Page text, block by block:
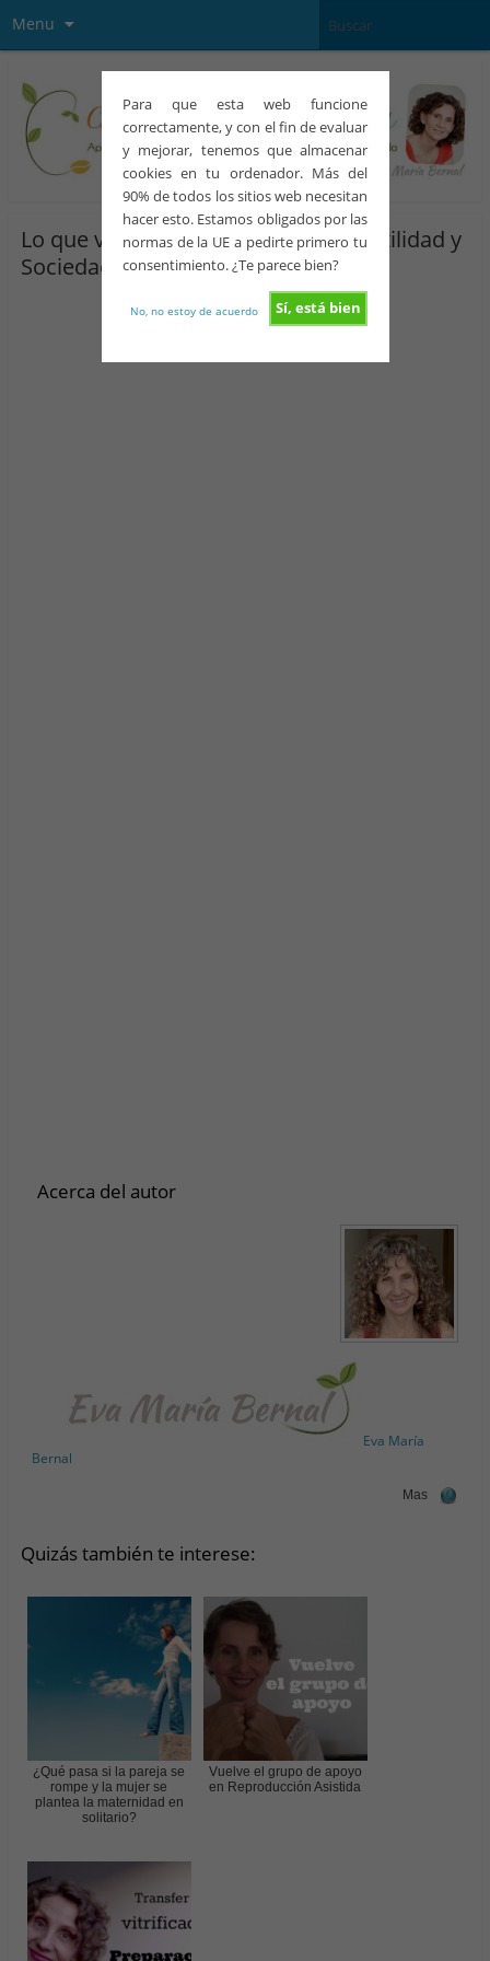
Para que esta web funcione
correctamente, y con el fin de evaluar
y mejorar, tenemos que almacenar
cookies en tu ordenador. Más del
90% de todos los sitios web necesitan
hacer esto. Estamos obligados por las
normas de la UE a pedirte primero tu
consentimiento. ¿Te parece bien?
Sí, está bien
No, no estoy de acuerdo
Menu
Lo que vi y oí en el 1º Foro sobre Fertilidad y
Sociedad. Mi crónica
Acerca del autor
Eva María
Bernal
Mas
Quizás también te interese:
¿Qué pasa si la pareja se
rompe y la mujer se
plantea la maternidad en
solitario?
Vuelve el grupo de apoyo
en Reproducción Asistida